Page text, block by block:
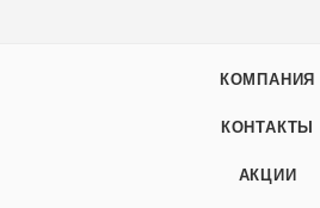
КОМПАНИЯ
КОНТАКТЫ
АКЦИИ